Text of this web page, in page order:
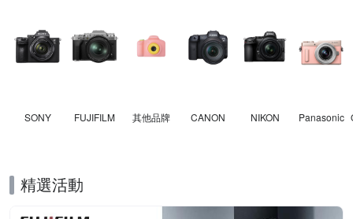
SONY FUJIFILM 其他品牌 CANON NIKON Panasonic
精選活動